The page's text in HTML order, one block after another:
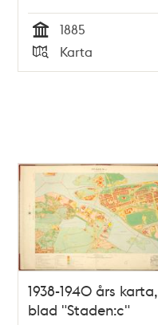
Tid
1885
Typ
Karta
1938-1940 års karta,
blad "Staden:c"